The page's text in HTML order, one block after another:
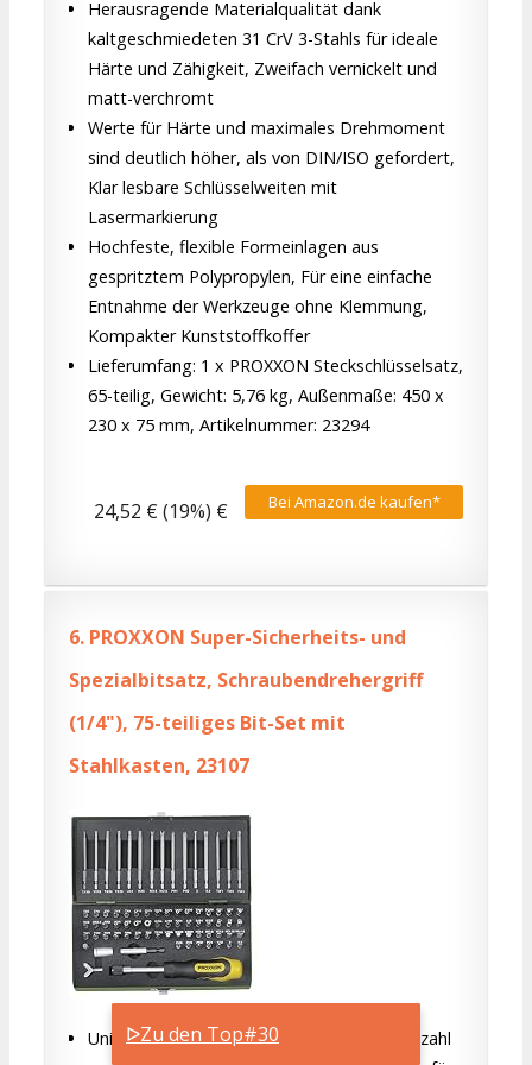
ᐅZu den Top#30
Herausragende Materialqualität dank
kaltgeschmiedeten 31 CrV 3-Stahls für ideale
Härte und Zähigkeit, Zweifach vernickelt und
matt-verchromt
Werte für Härte und maximales Drehmoment
sind deutlich höher, als von DIN/ISO gefordert,
Klar lesbare Schlüsselweiten mit
Lasermarkierung
Hochfeste, flexible Formeinlagen aus
gespritztem Polypropylen, Für eine einfache
Entnahme der Werkzeuge ohne Klemmung,
Kompakter Kunststoffkoffer
Lieferumfang: 1 x PROXXON Steckschlüsselsatz,
65-teilig, Gewicht: 5,76 kg, Außenmaße: 450 x
230 x 75 mm, Artikelnummer: 23294
Bei Amazon.de kaufen*
24,52 € (19%) €
6. PROXXON Super-Sicherheits- und
Spezialbitsatz, Schraubendrehergriff
(1/4"), 75-teiliges Bit-Set mit
Stahlkasten, 23107
Universell einsetzbares Bit-Set für eine Vielzahl